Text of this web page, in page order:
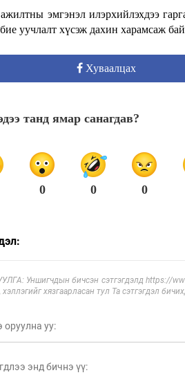
эмгэнэл илэрхийлэхдээ
уучлалт хүсэж дахин харамсаж
Хуваалцах
танд ямар санагдав?
0 0 0
Уншигчдын бичсэн сэтгэгдэлд https://
хэллэгийг хязгаарласан тул Та сэтгэгдэл